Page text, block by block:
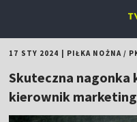
17 STY 2024 PIŁKA NOŻNA/
Skuteczna nagonka
kierownik